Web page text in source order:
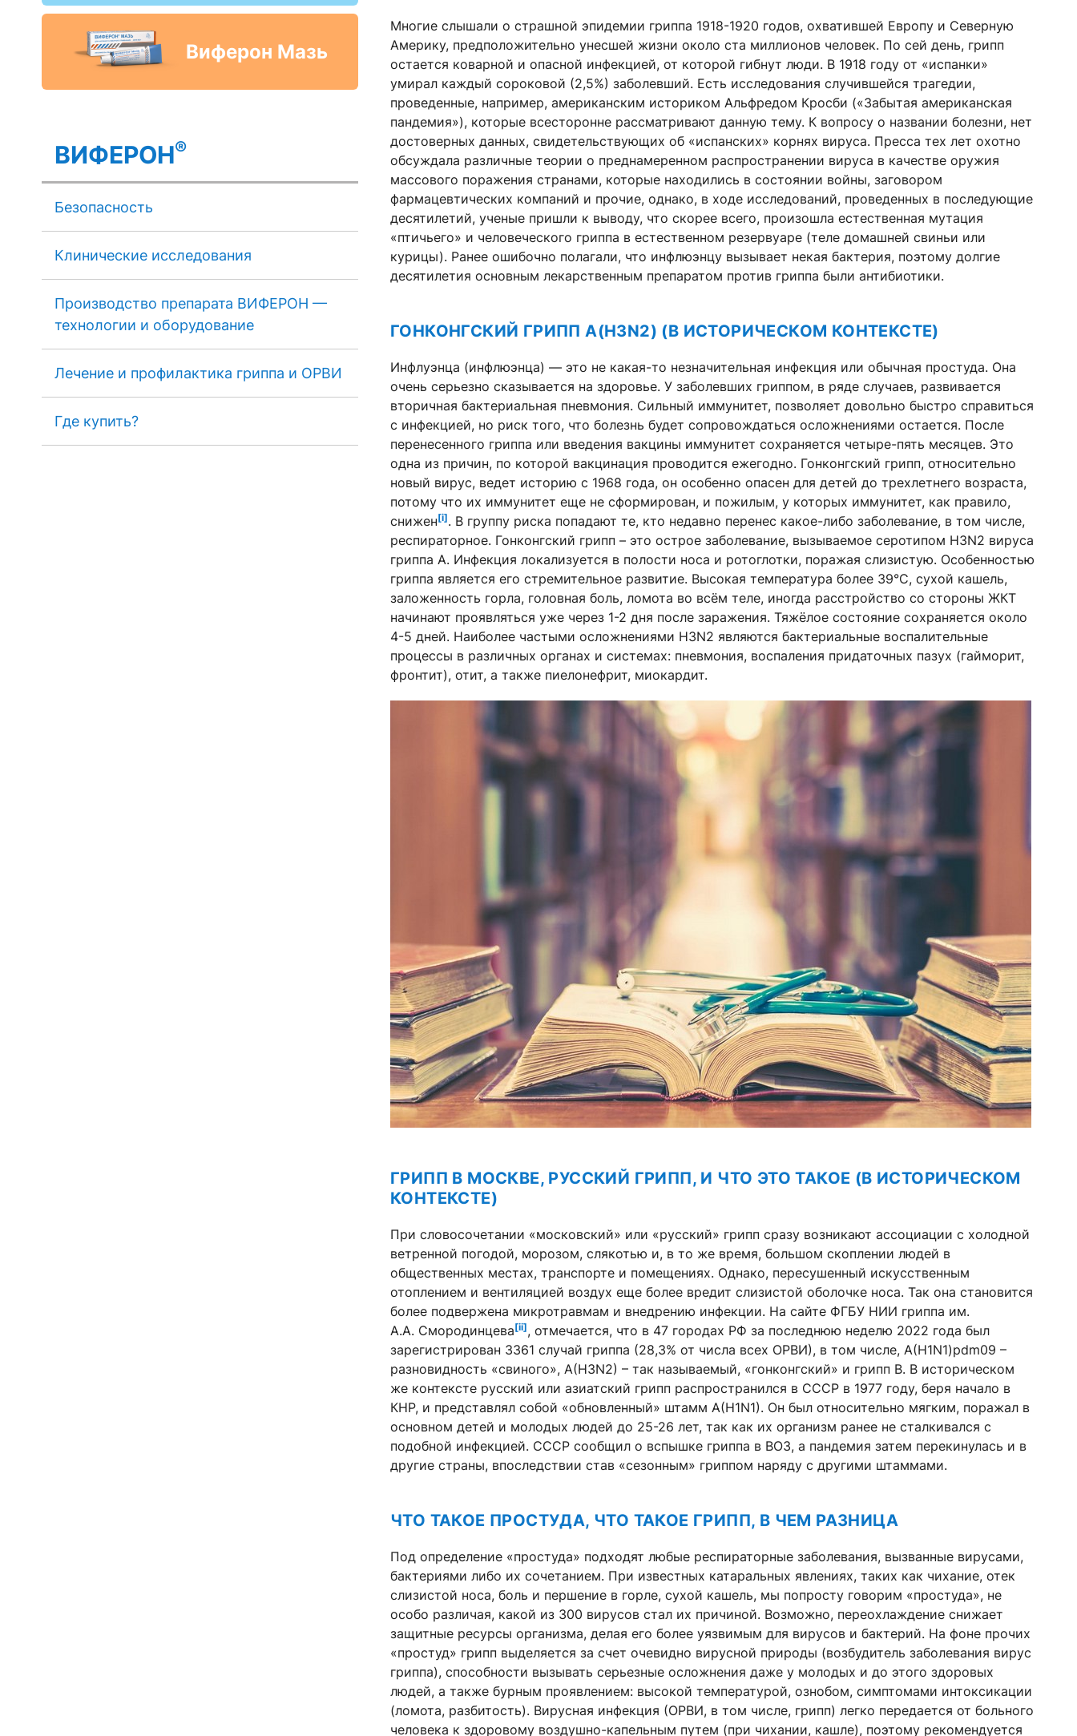
Виферон Мазь
ВИФЕРОН®
Безопасность
Клинические исследования
Производство препарата ВИФЕРОН —
технологии и оборудование
Лечение и профилактика гриппа и ОРВИ
Где купить?
Многие слышали о страшной эпидемии гриппа 1918-1920 годов, охватившей Европу и Северную
Америку, предположительно унесшей жизни около ста миллионов человек. По сей день, грипп
остается коварной и опасной инфекцией, от которой гибнут люди. В 1918 году от «испанки»
умирал каждый сороковой (2,5%) заболевший. Есть исследования случившейся трагедии,
проведенные, например, американским историком Альфредом Кросби («Забытая американская
пандемия»), которые всесторонне рассматривают данную тему. К вопросу о названии болезни, нет
достоверных данных, свидетельствующих об «испанских» корнях вируса. Пресса тех лет охотно
обсуждала различные теории о преднамеренном распространении вируса в качестве оружия
массового поражения странами, которые находились в состоянии войны, заговором
фармацевтических компаний и прочие, однако, в ходе исследований, проведенных в последующие
десятилетий, ученые пришли к выводу, что скорее всего, произошла естественная мутация
«птичьего» и человеческого гриппа в естественном резервуаре (теле домашней свиньи или
курицы). Ранее ошибочно полагали, что инфлюэнцу вызывает некая бактерия, поэтому долгие
десятилетия основным лекарственным препаратом против гриппа были антибиотики.
ГОНКОНГСКИЙ ГРИПП A(H3N2) (В ИСТОРИЧЕСКОМ КОНТЕКСТЕ)
Инфлуэнца (инфлюэнца) — это не какая-то незначительная инфекция или обычная простуда. Она
очень серьезно сказывается на здоровье. У заболевших гриппом, в ряде случаев, развивается
вторичная бактериальная пневмония. Сильный иммунитет, позволяет довольно быстро справиться
с инфекцией, но риск того, что болезнь будет сопровождаться осложнениями остается. После
перенесенного гриппа или введения вакцины иммунитет сохраняется четыре-пять месяцев. Это
одна из причин, по которой вакцинация проводится ежегодно. Гонконгский грипп, относительно
новый вирус, ведет историю с 1968 года, он особенно опасен для детей до трехлетнего возраста,
потому что их иммунитет еще не сформирован, и пожилым, у которых иммунитет, как правило,
снижен[i]. В группу риска попадают те, кто недавно перенес какое-либо заболевание, в том числе,
респираторное. Гонконгский грипп – это острое заболевание, вызываемое серотипом H3N2 вируса
гриппа А. Инфекция локализуется в полости носа и ротоглотки, поражая слизистую. Особенностью
гриппа является его стремительное развитие. Высокая температура более 39°C, сухой кашель,
заложенность горла, головная боль, ломота во всём теле, иногда расстройство со стороны ЖКТ
начинают проявляться уже через 1-2 дня после заражения. Тяжёлое состояние сохраняется около
4-5 дней. Наиболее частыми осложнениями H3N2 являются бактериальные воспалительные
процессы в различных органах и системах: пневмония, воспаления придаточных пазух (гайморит,
фронтит), отит, а также пиелонефрит, миокардит.
ГРИПП В МОСКВЕ, РУССКИЙ ГРИПП, И ЧТО ЭТО ТАКОЕ (В ИСТОРИЧЕСКОМ
КОНТЕКСТЕ)
При словосочетании «московский» или «русский» грипп сразу возникают ассоциации с холодной
ветренной погодой, морозом, слякотью и, в то же время, большом скоплении людей в
общественных местах, транспорте и помещениях. Однако, пересушенный искусственным
отоплением и вентиляцией воздух еще более вредит слизистой оболочке носа. Так она становится
более подвержена микротравмам и внедрению инфекции. На сайте ФГБУ НИИ гриппа им.
А.А. Смородинцева[ii], отмечается, что в 47 городах РФ за последнюю неделю 2022 года был
зарегистрирован 3361 случай гриппа (28,3% от числа всех ОРВИ), в том числе, A(H1N1)pdm09 –
разновидность «свиного», A(H3N2) – так называемый, «гонконгский» и грипп В. В историческом
же контексте русский или азиатский грипп распространился в СССР в 1977 году, беря начало в
КНР, и представлял собой «обновленный» штамм A(H1N1). Он был относительно мягким, поражал в
основном детей и молодых людей до 25-26 лет, так как их организм ранее не сталкивался с
подобной инфекцией. СССР сообщил о вспышке гриппа в ВОЗ, а пандемия затем перекинулась и в
другие страны, впоследствии став «сезонным» гриппом наряду с другими штаммами.
ЧТО ТАКОЕ ПРОСТУДА, ЧТО ТАКОЕ ГРИПП, В ЧЕМ РАЗНИЦА
Под определение «простуда» подходят любые респираторные заболевания, вызванные вирусами,
бактериями либо их сочетанием. При известных катаральных явлениях, таких как чихание, отек
слизистой носа, боль и першение в горле, сухой кашель, мы попросту говорим «простуда», не
особо различая, какой из 300 вирусов стал их причиной. Возможно, переохлаждение снижает
защитные ресурсы организма, делая его более уязвимым для вирусов и бактерий. На фоне прочих
«простуд» грипп выделяется за счет очевидно вирусной природы (возбудитель заболевания вирус
гриппа), способности вызывать серьезные осложнения даже у молодых и до этого здоровых
людей, а также бурным проявлением: высокой температурой, ознобом, симптомами интоксикации
(ломота, разбитость). Вирусная инфекция (ОРВИ, в том числе, грипп) легко передается от больного
человека к здоровому воздушно-капельным путем (при чихании, кашле), поэтому рекомендуется